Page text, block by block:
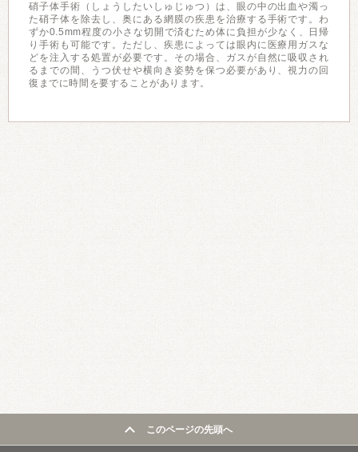
硝子体手術（しょうしたいしゅじゅつ）は、眼の中の出血や濁っ
た硝子体を除去し、奥にある網膜の疾患を治療する手術です。わ
ずか0.5mm程度の小さな切開で済むため体に負担が少なく、日帰
り手術も可能です。ただし、疾患によっては眼内に医療用ガスな
どを注入する処置が必要です。その場合、ガスが自然に吸収され
るまでの間、うつ伏せや横向き姿勢を保つ必要があり、視力の回
復までに時間を要することがあります。
このページの先頭へ